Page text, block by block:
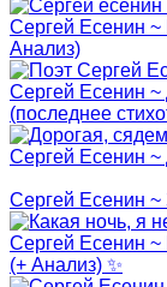
Сергей Есенин
Анализ)
Сергей Есенин ~
(последнее
Сергей Есенин
Сергей Есенин
Сергей Есенин ~
(+ Анализ) ✨